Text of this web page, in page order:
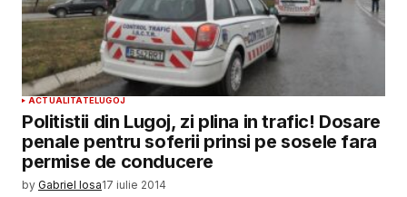
ACTUALITATELUGOJ
Politistii din Lugoj, zi plina in trafic! Dosare
penale pentru soferii prinsi pe sosele fara
permise de conducere
by Gabriel Iosa17 iulie 2014